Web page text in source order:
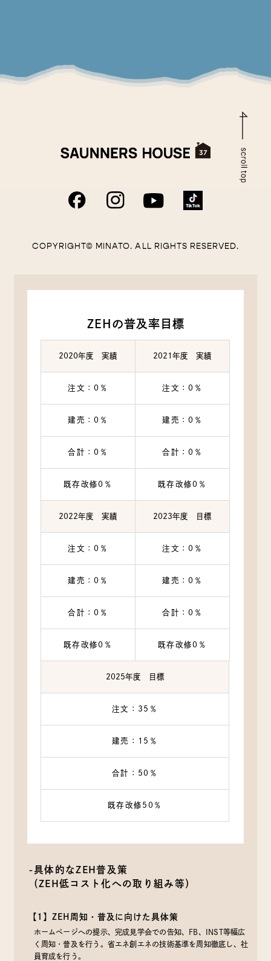
COPYRIGHT© MINATO. ALL RIGHTS RESERVED.
ZEHの普及率目標
2020年度 実績 2021年度 実績
注文：0％ 注文：0％
建売：0％ 建売：0％
合計：0％ 合計：0％
既存改修0％ 既存改修0％
2022年度 実績 2023年度 目標
注文：0％ 注文：0％
建売：0％ 建売：0％
合計：0％ 合計：0％
既存改修0％ 既存改修0％
2025年度 目標
注文：35％
建売：15％
合計：50％
既存改修50％
-具体的なZEH普及策
（ZEH低コスト化への取り組み等）
【1】ZEH周知・普及に向けた具体策
ホームページへの提示、完成見学会での告知、FB、INST等幅広
く周知・普及を行う。省エネ創エネの技術基準を周知徹底し、社
員育成を行う。